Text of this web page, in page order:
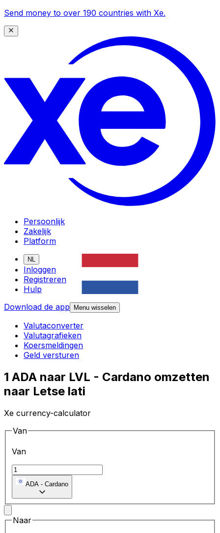
Send money to over 190 countries with Xe.
Persoonlijk
Zakelijk
Platform
NL
Inloggen
Registreren
Hulp
Download de app
Menu wisselen
Valutaconverter
Valutagrafieken
Koersmeldingen
Geld versturen
1 ADA naar LVL - Cardano omzetten
naar Letse lati
Xe currency-calculator
Van
Van
ADA - Cardano
Naar